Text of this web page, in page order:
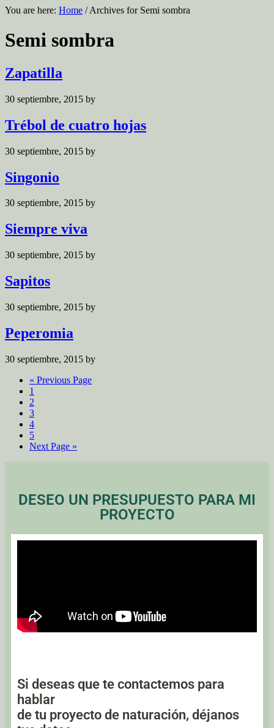
You are here: Home /Archives for Semi sombra
Semi sombra
Zapatilla
30 septiembre, 2015 by
Trébol de cuatro hojas
30 septiembre, 2015 by
Singonio
30 septiembre, 2015 by
Siempre viva
30 septiembre, 2015 by
Sapitos
30 septiembre, 2015 by
Peperomia
30 septiembre, 2015 by
« Previous Page
1
2
3
4
5
Next Page »
DESEO UN PRESUPUESTO PARA MI
PROYECTO
Si deseas que te contactemos para
hablar
de tu proyecto de naturación, déjanos